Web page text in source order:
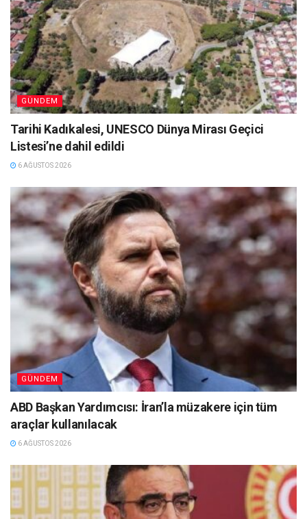
GÜNDEM
Tarihi Kadıkalesi, UNESCO Dünya Mirası Geçici
Listesi’ne dahil edildi
6 AĞUSTOS 2026
GÜNDEM
ABD Başkan Yardımcısı: İran’la müzakere için tüm
araçlar kullanılacak
6 AĞUSTOS 2026